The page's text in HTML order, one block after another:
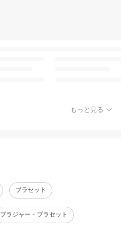
もっと見る
ブラセット
ブラジャー・ブラセット